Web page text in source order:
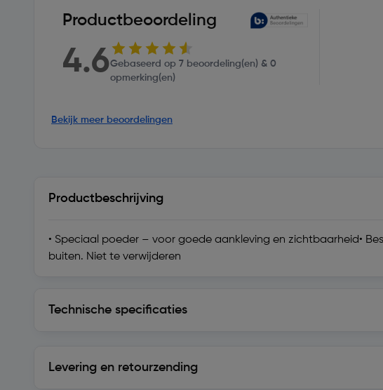
Productbeoordeling
4.6Gebaseerd op 7 beoordeling(en) & 0
opmerking(en)
Bekijk meer beoordelingen
Productbeschrijving
• Speciaal poeder – voor goede aankleving en zichtbaarheid•
buiten. Niet te verwijderen
Technische specificaties
Levering en retourzending